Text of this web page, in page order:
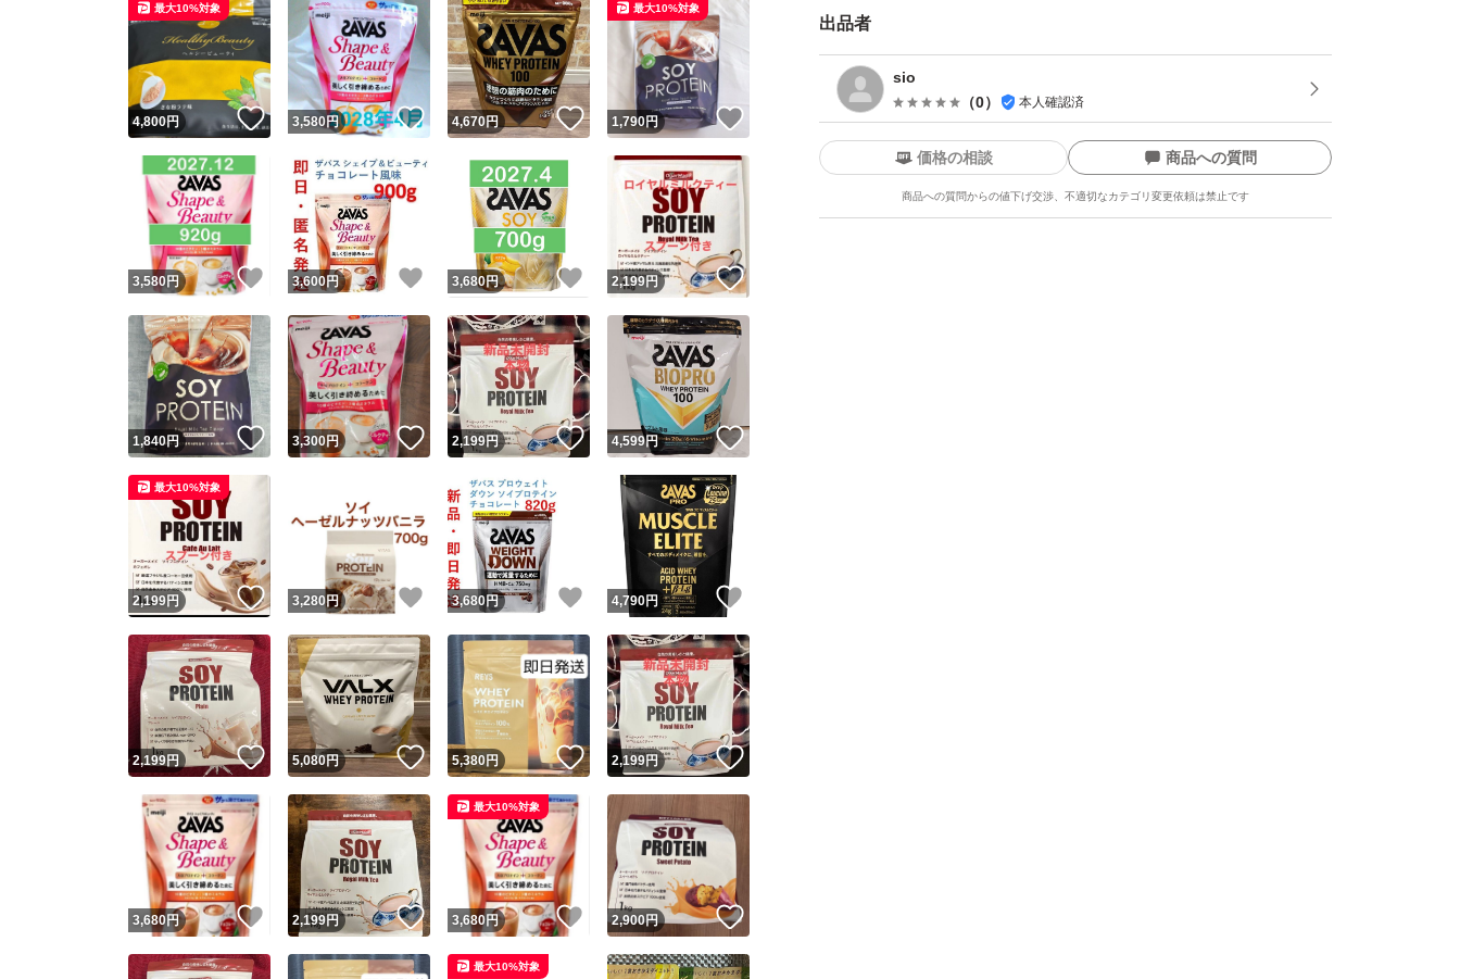
●メーカー名:株式会社明治
●生産国:日本
出品者
sio
（0） 本人確認済
ユーザーの実績について
Yahoo!フリマが定めた一定の基準を満たしたユーザーにバッジを付与しています
安心取引出品者
安心取引出品者 Yahoo!フリマの基準をクリアした安心・安全なユーザーです
取引実績
取引実績◯+ このユーザーはYahoo!フリマの取引を完了させた実績があります
他フリマ実績◯+ このユーザーは他フリマサービスでの取引実績があります
スピード&安心発送
価格の相談 商品への質問
商品への質問からの値下げ交渉、不適切なカテゴリ変更依頼は禁止です
この商品の情報をコピーします
商品画像の無断転載は禁止されています
コピーは1商品につき1回 です
出品ページへ
キャンセル
4,800円 いいね！
最大10%対象
3,580円 いいね！
4,670円 いいね！
1,790円
最大10%対象
3,580円 いいね！
3,600円 いいね！
3,680円 いいね！
2,199円 いいね！
1,840円 いいね！
3,300円 いいね！
2,199円 いいね！
4,599円
2,199円 いいね！
最大10%対象
3,280円 いいね！
3,680円 いいね！
4,790円
2,199円 いいね！
5,080円 いいね！
5,380円 いいね！
2,199円
3,680円 いいね！
2,199円 いいね！
3,680円 いいね！
最大10%対象
2,900円
最大10%対象